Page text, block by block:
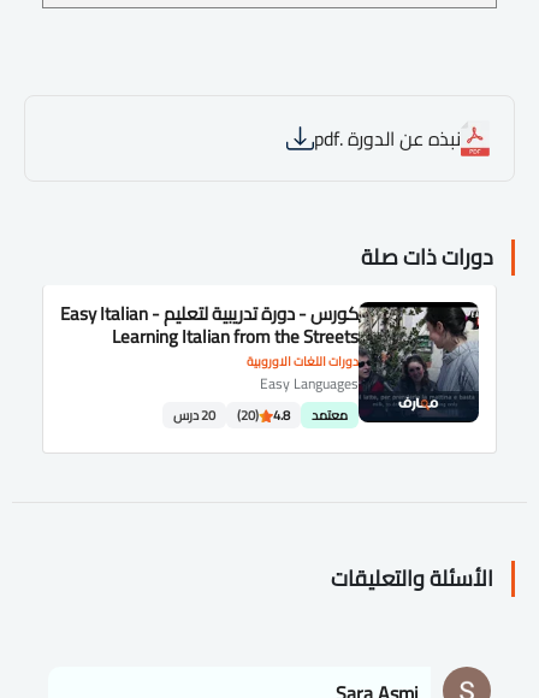
نبذه عن الدورة .pdf
دورات ذات صلة
دورات اللغات الاوروبية
كورس - دورة تدريبية لتعليم Easy Italian -
Learning Italian from the Streets
Easy Languages
معتمد 4.8
(20) 20 درس
الأسئلة والتعليقات